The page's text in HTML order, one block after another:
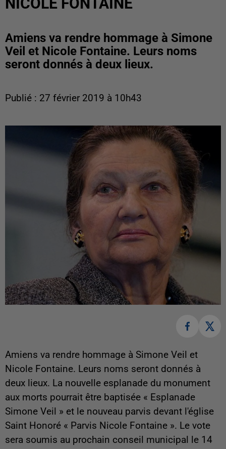
Amiens va rendre hommage à Simone
Veil et Nicole Fontaine. Leurs noms
seront donnés à deux lieux.
Publié : 27 février 2019 à 10h43
Amiens va rendre hommage à Simone Veil et
Nicole Fontaine. Leurs noms seront donnés à
deux lieux. La nouvelle esplanade du monument
aux morts pourrait être baptisée « Esplanade
Simone Veil » et le nouveau parvis devant l'église
Saint Honoré « Parvis Nicole Fontaine ». Le vote
sera soumis au prochain conseil municipal le 14